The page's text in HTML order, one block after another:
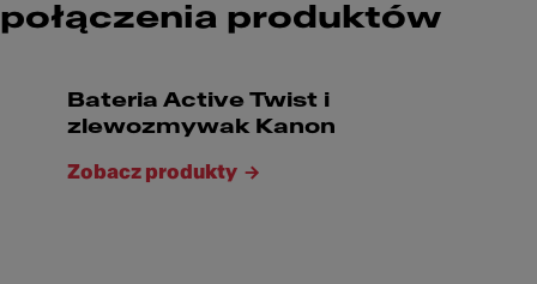
połączenia produktów
Bateria Active Twist i
zlewozmywak Kanon
Zobacz produkty